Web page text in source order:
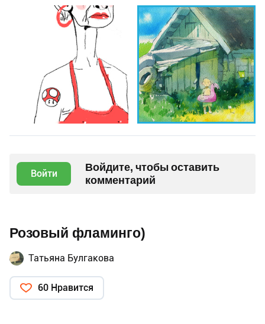
Войти
Войдите, чтобы оставить
комментарий
Розовый фламинго)
Татьяна Булгакова
60 Нравится